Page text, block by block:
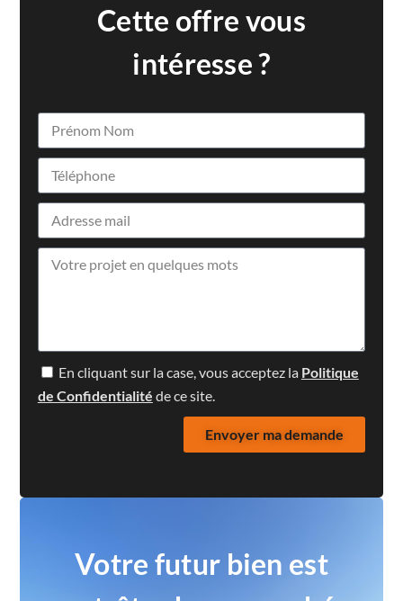
Cette offre vous
intéresse ?
En cliquant sur la case, vous acceptez la Politique
de Confidentialité de ce site.
Envoyer ma demande
Votre futur bien est